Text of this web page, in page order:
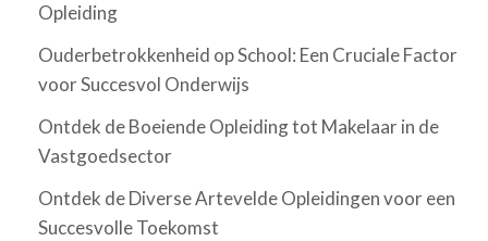
Opleiding
Ouderbetrokkenheid op School: Een Cruciale Factor
voor Succesvol Onderwijs
Ontdek de Boeiende Opleiding tot Makelaar in de
Vastgoedsector
Ontdek de Diverse Artevelde Opleidingen voor een
Succesvolle Toekomst